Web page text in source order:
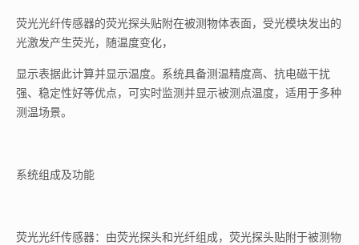
荧光光纤传感器的荧光探头贴附在被测物体表面，受光模块发出的
光激发产生荧光，随温度变化，
显示表据此计算并显示温度。系统具备测温精度高、抗电磁干扰
强、稳定性好等优点，可实时监测并显示被测点温度，适用于多种
测温场景。
系统组成及功能
荧光光纤传感器：由荧光探头和光纤组成，荧光探头贴附于被测物